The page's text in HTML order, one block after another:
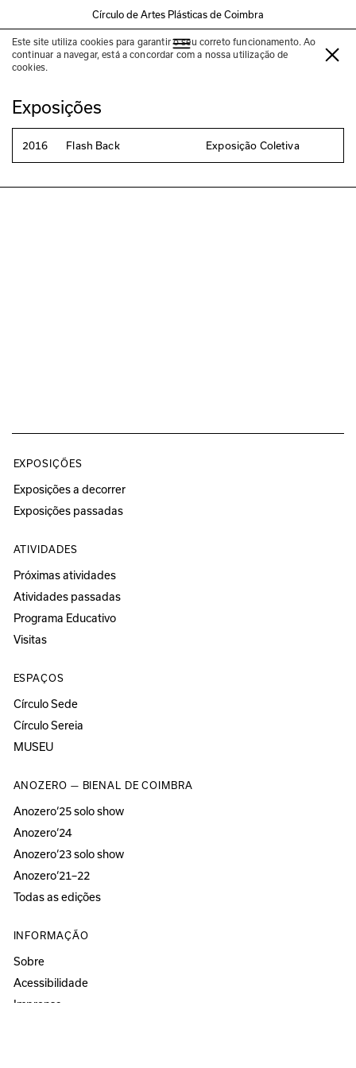
Círculo de Artes Plásticas de Coimbra
Este site utiliza cookies para garantir o seu correto funcionamento. Ao
continuar a navegar, está a concordar com a nossa utilização de
cookies.
Sara Vieira
Exposições
2016 Flash Back Exposição Coletiva
EXPOSIÇÕES
Exposições a decorrer
Exposições passadas
ATIVIDADES
Próximas atividades
Atividades passadas
Programa Educativo
Visitas
ESPAÇOS
Círculo Sede
Círculo Sereia
MUSEU
ANOZERO — BIENAL DE COIMBRA
Anozero‘25 solo show
Anozero‘24
Anozero‘23 solo show
Anozero‘21–22
Todas as edições
INFORMAÇÃO
Sobre
Acessibilidade
Imprensa